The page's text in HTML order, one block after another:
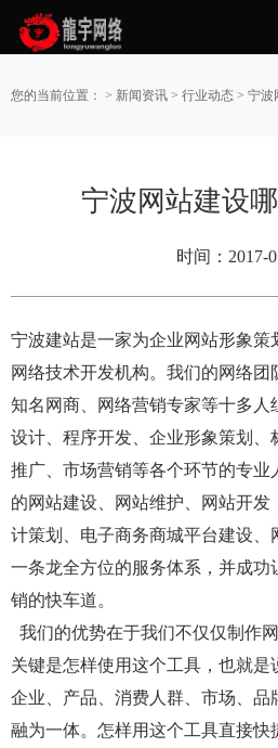
您的当前位置： > 新闻资讯 > 行业动态 > 宁波
宁波网站建设
时间：2017-
宁波建站是一家为企业网站形象策
网络技术开发机构。我们的网络团
知名网商、网络营销专家等十多人
设计、程序开发、企业形象策划
推广、市场营销等各个环节的专业
的网站建设、网站维护、网站开发
计策划、电子商务商城平台建设、
一条龙全方位的服务体系，并成功
销的快车道。
我们的优势在于我们不仅仅制作
关键是怎样使用这个工具，也就
企业、产品、消费人群、市场、品
融为一体。怎样用这个工具直接快